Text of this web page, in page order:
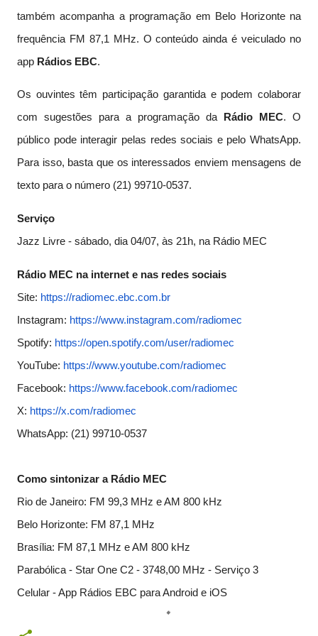
também acompanha a programação em Belo Horizonte na
frequência FM 87,1 MHz. O conteúdo ainda é veiculado no
app Rádios EBC.
Os ouvintes têm participação garantida e podem colaborar
com sugestões para a programação da
Rádio MEC. O
público pode interagir pelas redes sociais e pelo WhatsApp.
Para isso, basta que os interessados enviem mensagens de
texto para o número (21) 99710-0537.
Serviço
Jazz Livre - sábado, dia 04/07, às 21h, na Rádio MEC
Rádio MEC na internet e nas redes sociais
Site: https://radiomec.ebc.com.br
Instagram: https://www.instagram.com/radiomec
Spotify: https://open.spotify.com/user/radiomec
YouTube: https://www.youtube.com/radiomec
Facebook: https://www.facebook.com/radiomec
X: https://x.com/radiomec
WhatsApp: (21) 99710-0537
Como sintonizar a Rádio MEC
Rio de Janeiro: FM 99,3 MHz e AM 800 kHz
Belo Horizonte: FM 87,1 MHz
Brasília: FM 87,1 MHz e AM 800 kHz
Parabólica - Star One C2 - 3748,00 MHz - Serviço 3
Celular - App Rádios EBC para Android e iOS